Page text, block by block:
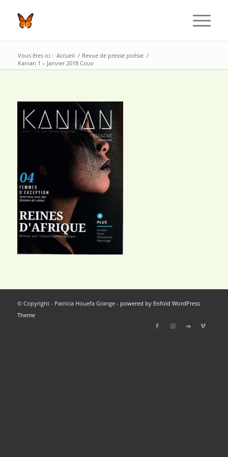
Vous êtes ici : Accueil / Revue de presse poésie /
Kanian 1 – Janvier 2018 Couv
© Copyright - Patricia Houefa Grange - powered by Enfold WordPress
Theme